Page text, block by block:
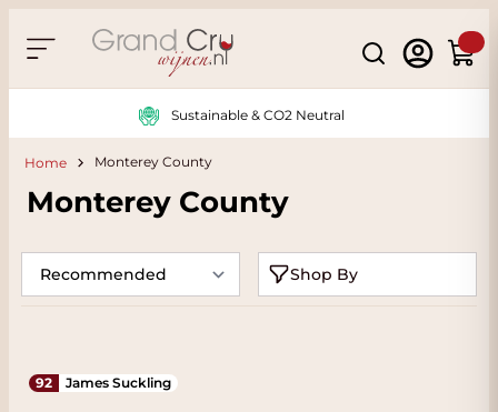
Search
Cart
Sustainable & CO2 Neutral
Home Monterey County
Monterey County
Shop By
92 James Suckling